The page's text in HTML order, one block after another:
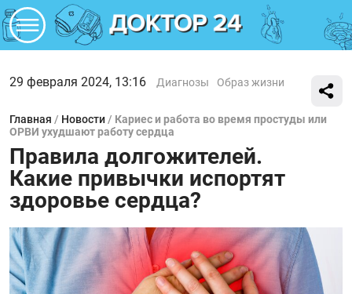
29 февраля 2024, 13:16 Диагнозы Образ жизни
Главная / Новости / Кариес и работа во время простуды или
ОРВИ ухудшают работу сердца
Правила долгожителей.
Какие привычки испортят
здоровье сердца?